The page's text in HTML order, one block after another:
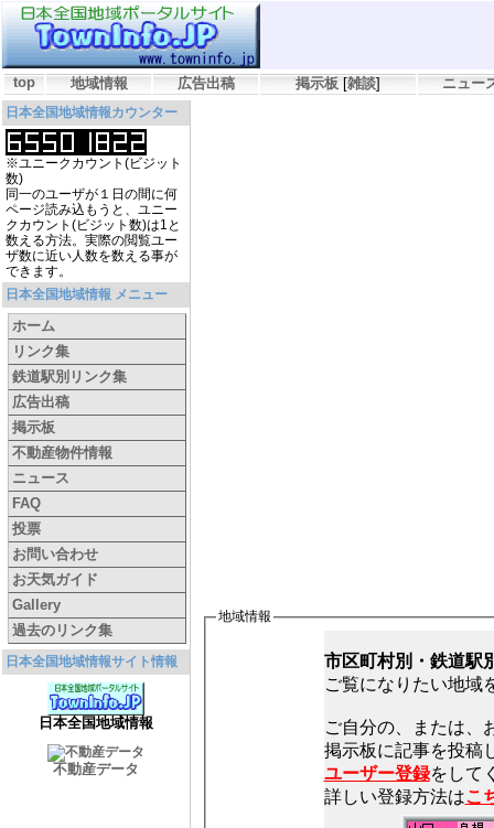
top 地域情報 広告出稿 掲示板 [雑談] ニュー
日本全国地域情報カウンター
※ユニークカウント(ビジット
数)
同一のユーザが１日の間に何
ページ読み込もうと、ユニー
クカウント(ビジット数)は1と
数える方法。実際の閲覧ユー
ザ数に近い人数を数える事が
できます。
日本全国地域情報 メニュー
ホーム
リンク集
鉄道駅別リンク集
広告出稿
掲示板
不動産物件情報
ニュース
FAQ
投票
お問い合わせ
お天気ガイド
Gallery
過去のリンク集
日本全国地域情報サイト情報
日本全国地域情報
不動産データ
地域情報
市区町村別・鉄道駅
ご覧になりたい地域
ご自分の、または、
ユーザー登録をして
詳しい登録方法はこ